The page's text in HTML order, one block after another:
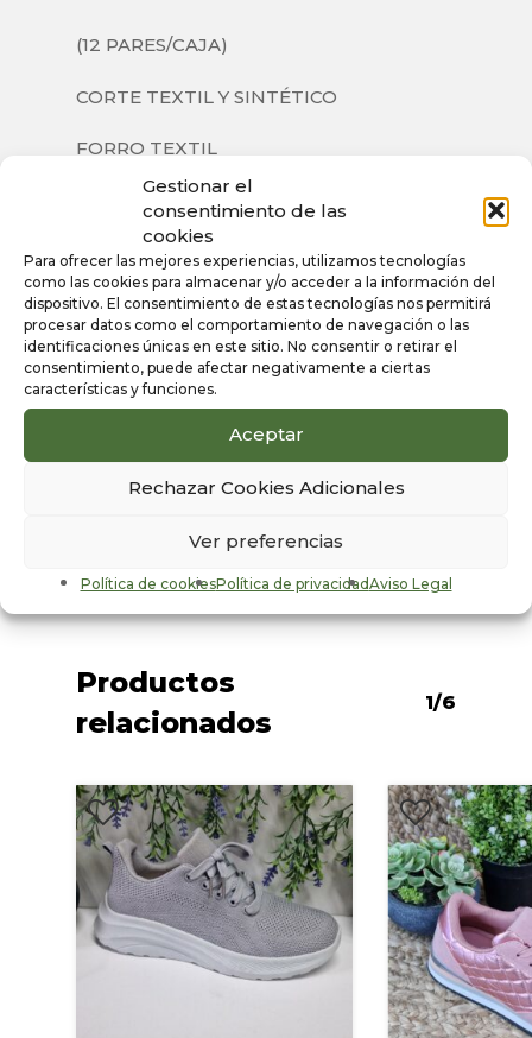
Gestionar el
consentimiento de las
cookies
Para ofrecer las mejores experiencias, utilizamos tecnologías
como las cookies para almacenar y/o acceder a la información del
dispositivo. El consentimiento de estas tecnologías nos permitirá
procesar datos como el comportamiento de navegación o las
identificaciones únicas en este sitio. No consentir o retirar el
consentimiento, puede afectar negativamente a ciertas
características y funciones.
Aceptar
Rechazar Cookies Adicionales
Ver preferencias
Política de cookiesPolítica de privacidadAviso Legal
(12 PARES/CAJA)
CORTE TEXTIL Y SINTÉTICO
FORRO TEXTIL
SUELA SINTÉTICA
Información
adicional
Productos
relacionados
1/6